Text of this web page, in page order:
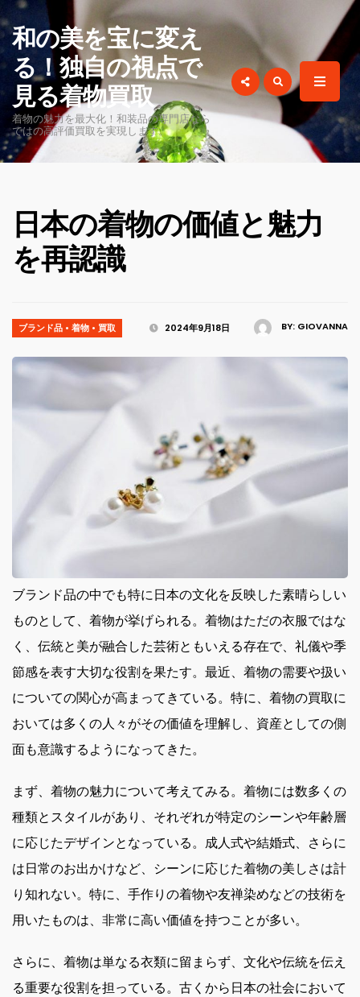
for:
和の美を宝に変え
る！独自の視点で
見る着物買取
着物の魅力を最大化！和装品の専門店なら
ではの高評価買取を実現します。
日本の着物の価値と魅力
を再認識
BY: GIOVANNA
2024年9月18日
ブランド品 • 着物 • 買取
ブランド品の中でも特に日本の文化を反映した素晴らしい
ものとして、着物が挙げられる。 着物はただの衣服ではな
く、伝統と美が融合した芸術ともいえる存在で、礼儀や季
節感を表す大切な役割を果たす。最近、着物の需要や扱い
についての関心が高まってきている。特に、着物の買取に
おいては多くの人々がその価値を理解し、資産としての側
面も意識するようになってきた。
まず、着物の魅力について考えてみる。着物には数多くの
種類とスタイルがあり、それぞれが特定のシーンや年齢層
に応じたデザインとなっている。成人式や結婚式、さらに
は日常のお出かけなど、シーンに応じた着物の美しさは計
り知れない。特に、手作りの着物や友禅染めなどの技術を
用いたものは、非常に高い価値を持つことが多い。
さらに、着物は単なる衣類に留まらず、文化や伝統を伝え
る重要な役割を担っている。古くから日本の社会において